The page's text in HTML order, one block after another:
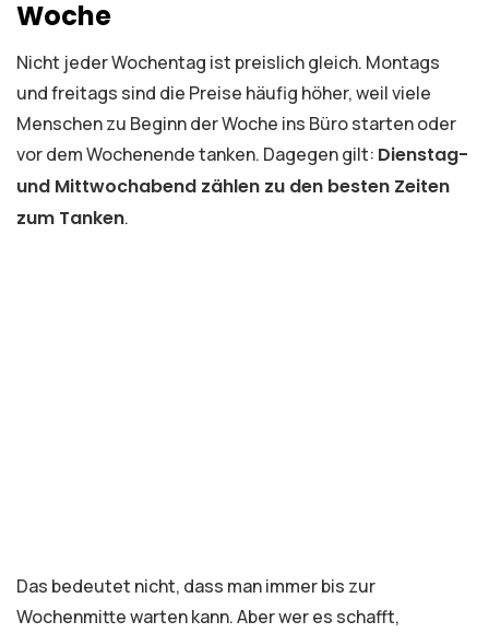
Woche
Nicht jeder Wochentag ist preislich gleich. Montags
und freitags sind die Preise häufig höher, weil viele
Menschen zu Beginn der Woche ins Büro starten oder
vor dem Wochenende tanken. Dagegen gilt: Dienstag-
und Mittwochabend zählen zu den besten Zeiten
zum Tanken.
Das bedeutet nicht, dass man immer bis zur
Wochenmitte warten kann. Aber wer es schafft,